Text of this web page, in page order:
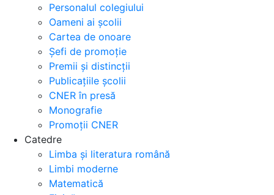
Personalul colegiului
Oameni ai școlii
Cartea de onoare
Șefi de promoție
Premii și distincții
Publicațiile școlii
CNER în presă
Monografie
Promoții CNER
Catedre
Limba și literatura română
Limbi moderne
Matematică